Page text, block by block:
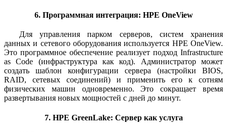
6. Программная интеграция: HPE OneView
Для управления парком серверов, систем хранения
данных и сетевого оборудования используется HPE OneView.
Это программное обеспечение реализует подход Infrastructure
as Code (инфраструктура как код). Администратор может
создать шаблон конфигурации сервера (настройки BIOS,
RAID, сетевых соединений) и применить его к сотням
физических машин одновременно. Это сокращает время
развертывания новых мощностей с дней до минут.
7. HPE GreenLake: Сервер как услуга